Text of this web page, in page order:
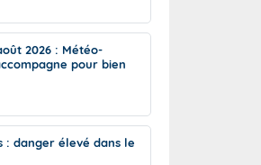
pluies intenses à l'échelle
(Apic)
du risque
2026 : Météo-
pour bien
: danger élevé dans le